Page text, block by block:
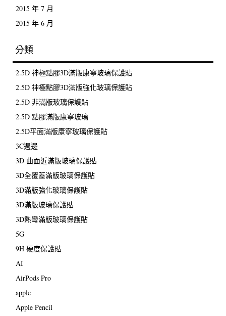
2015 年 7 月
2015 年 6 月
分類
2.5D 神極點膠3D滿版康寧玻璃保護貼
2.5D 神極點膠3D滿版強化玻璃保護貼
2.5D 非滿版玻璃保護貼
2.5D 點膠滿版康寧玻璃
2.5D平面滿版康寧玻璃保護貼
3C週邊
3D 曲面近滿版玻璃保護貼
3D全覆蓋滿版玻璃保護貼
3D滿版強化玻璃保護貼
3D滿版玻璃保護貼
3D熱彎滿版玻璃保護貼
5G
9H 硬度保護貼
AI
AirPods Pro
apple
Apple Pencil